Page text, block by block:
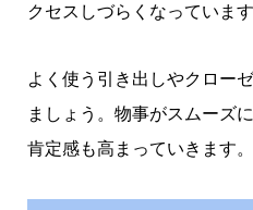
クセスしづらくなっています
よく使う引き出しやクロー
ましょう。物事がスムーズ
肯定感も高まっていきます。